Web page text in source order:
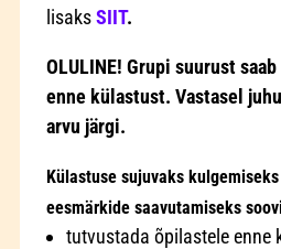
lisaksSIIT.
OLULINE! Grupi suurust
enne külastust. Vastasel
arvu järgi.
Külastuse sujuvaks
eesmärkide saavutamiseks
tutvustada õpilastele enne